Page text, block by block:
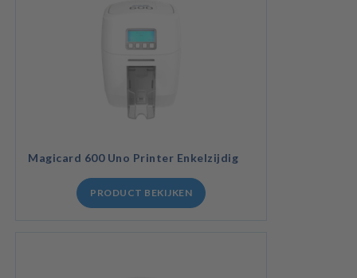
Magicard 600 Uno Printer Enkelzijdig
PRODUCT BEKIJKEN